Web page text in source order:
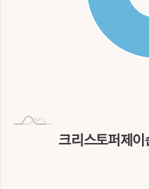
크리스토퍼제이